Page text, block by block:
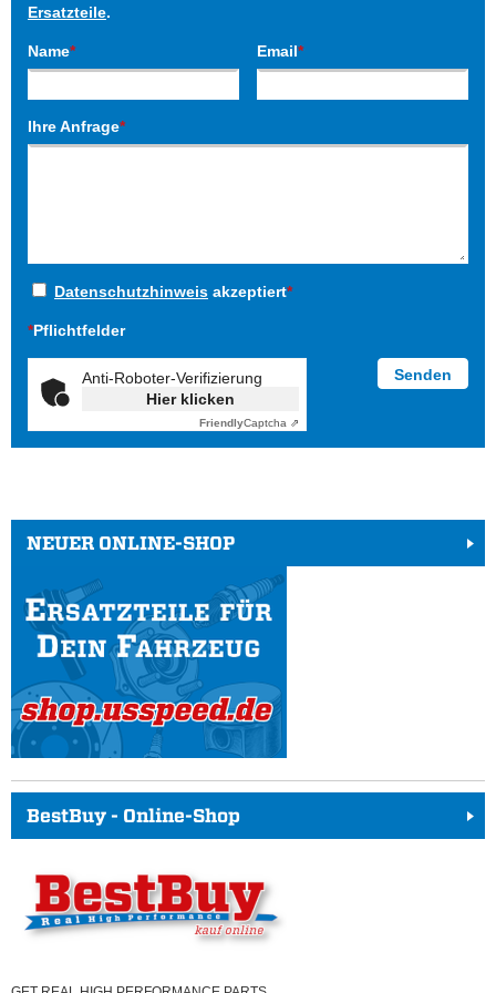
Ersatzteile.
Name* Email*
Ihre Anfrage*
Datenschutzhinweis akzeptiert*
*Pflichtfelder
Anti-Roboter-Verifizierung
Hier klicken
FriendlyCaptcha ⇗
NEUER ONLINE-SHOP
BestBuy - Online-Shop